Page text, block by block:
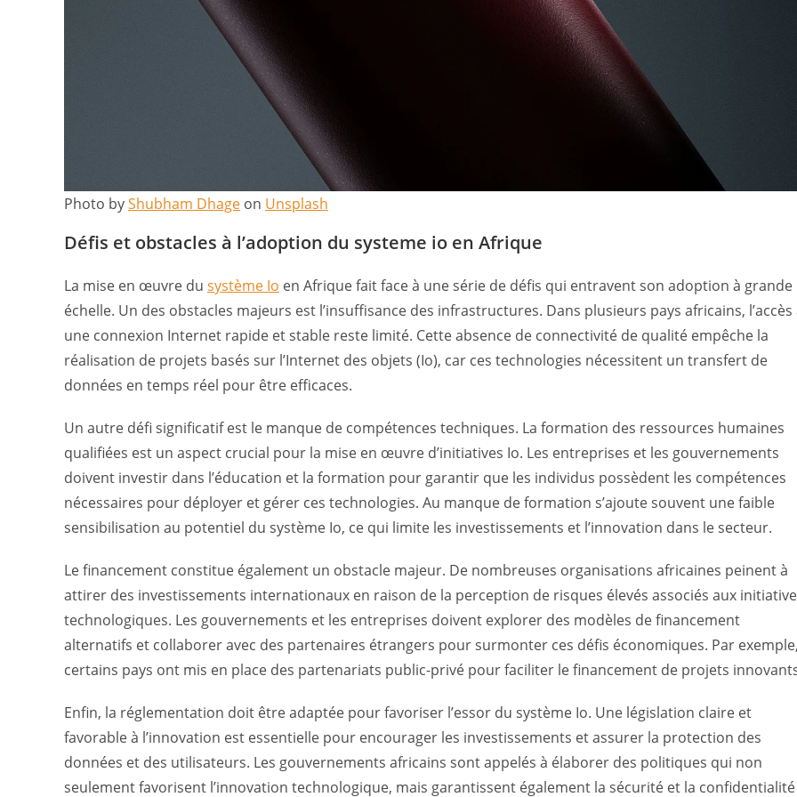
Photo byShubham Dhage on Unsplash
Défis et obstacles à l’adoption du systeme io en Afrique
La mise en œuvre du système Io en Afrique fait face à une série de défis qui entravent son adoption à grande
échelle. Un des obstacles majeurs est l’insuffisance des infrastructures. Dans plusieurs pays africains, l’accès
une connexion Internet rapide et stable reste limité. Cette absence de connectivité de qualité empêche la
réalisation de projets basés sur l’Internet des objets (Io), car ces technologies nécessitent un transfert de
données en temps réel pour être efficaces.
Un autre défi significatif est le manque de compétences techniques. La formation des ressources humaines
qualifiées est un aspect crucial pour la mise en œuvre d’initiatives Io. Les entreprises et les gouvernements
doivent investir dans l’éducation et la formation pour garantir que les individus possèdent les compétences
nécessaires pour déployer et gérer ces technologies. Au manque de formation s’ajoute souvent une faible
sensibilisation au potentiel du système Io, ce qui limite les investissements et l’innovation dans le secteur.
Le financement constitue également un obstacle majeur. De nombreuses organisations africaines peinent à
attirer des investissements internationaux en raison de la perception de risques élevés associés aux
technologiques. Les gouvernements et les entreprises doivent explorer des modèles de financement
alternatifs et collaborer avec des partenaires étrangers pour surmonter ces défis économiques. Par
certains pays ont mis en place des partenariats public-privé pour faciliter le financement de projets
Enfin, la réglementation doit être adaptée pour favoriser l’essor du système Io. Une législation claire et
favorable à l’innovation est essentielle pour encourager les investissements et assurer la protection des
données et des utilisateurs. Les gouvernements africains sont appelés à élaborer des politiques qui non
seulement favorisent l’innovation technologique, mais garantissent également la sécurité et la confidentialité